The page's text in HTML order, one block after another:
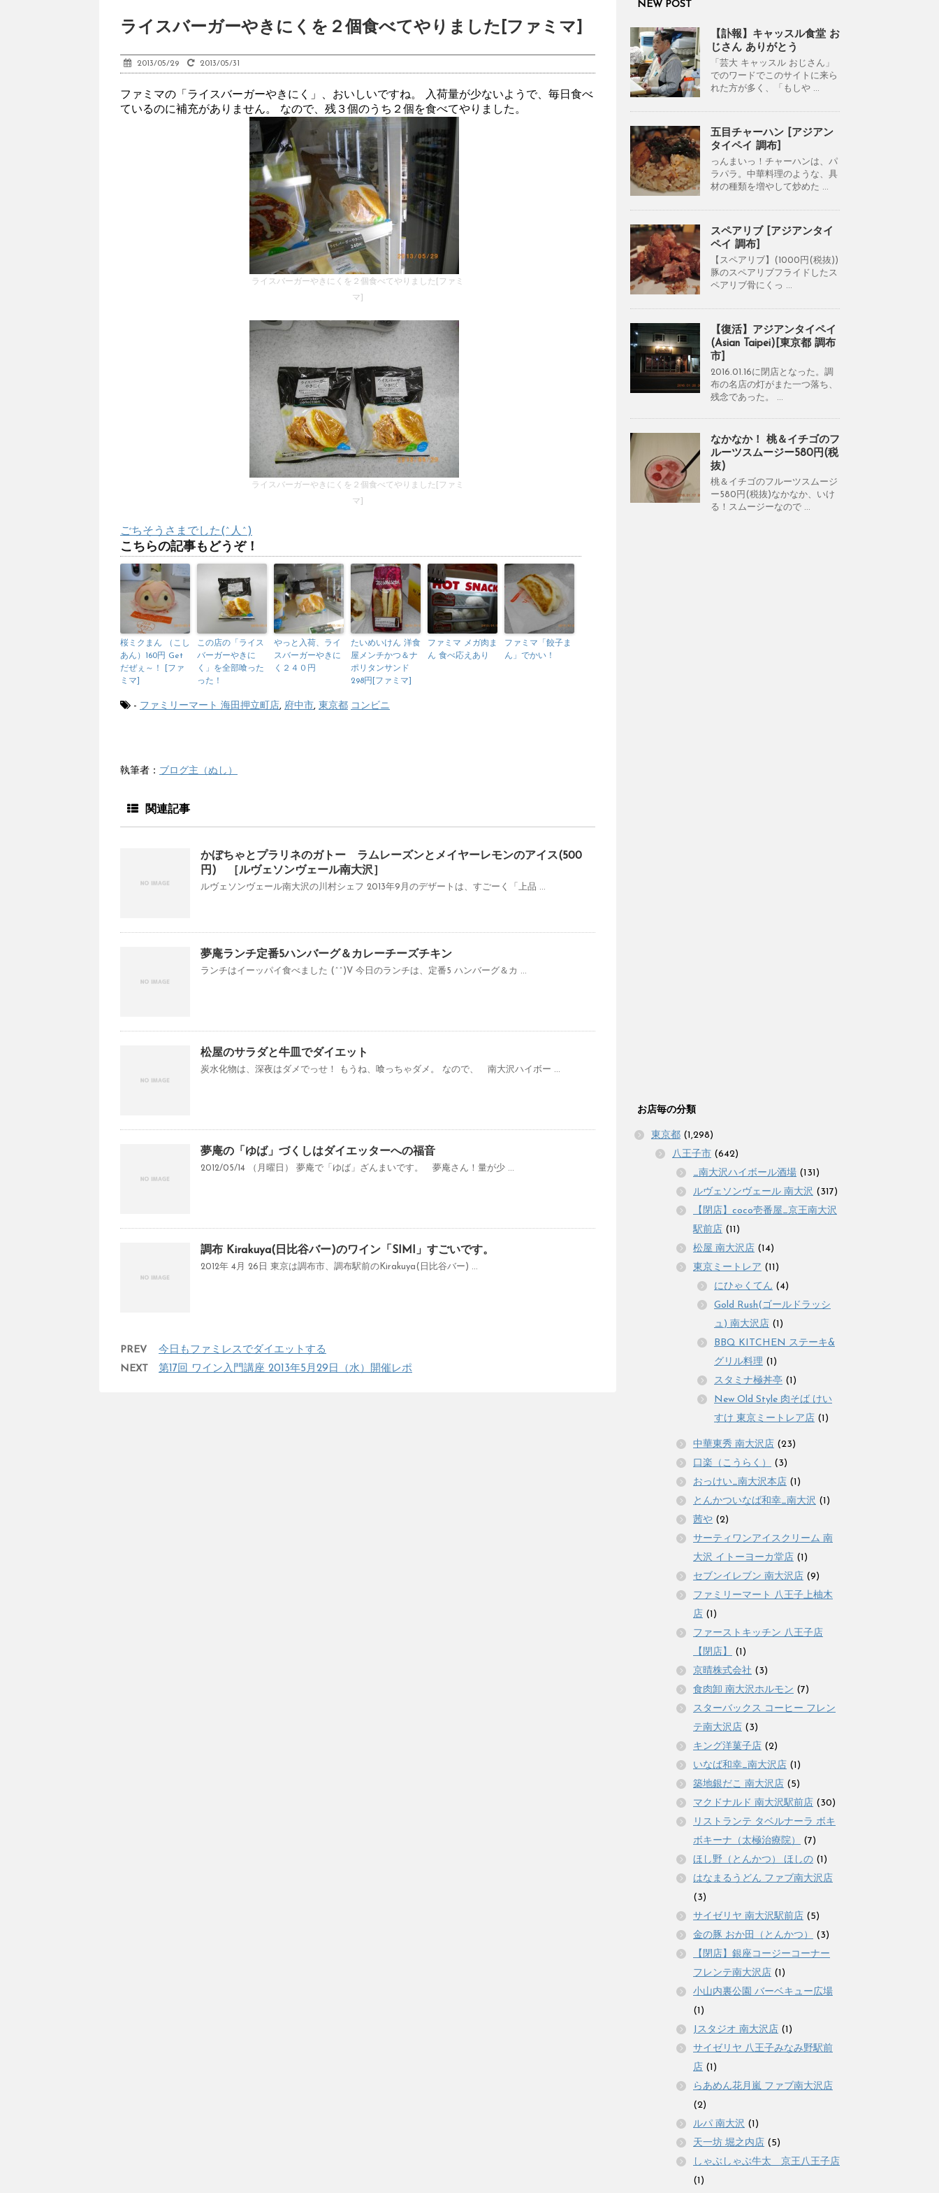
ライスバーガーやきにくを２個食べてやりました[ファミマ]
2013/05/29 2013/05/31
ファミマの「ライスバーガーやきにく」、おいしいですね。 入荷量が少ないようで、毎日食べ
ているのに補充がありません。 なので、残３個のうち２個を食べてやりました。
ライスバーガーやきにくを２個食べてやりました[ファミ
マ]
ライスバーガーやきにくを２個食べてやりました[ファミ
マ]
ごちそうさまでした(^人^)
こちらの記事もどうぞ！
桜ミクまん （こし
あん）160円 Get
だぜぇ～！ [ファ
ミマ]
この店の「ライス
バーガーやきに
く」を全部喰った
った！
やっと入荷、ライ
スバーガーやきに
く２４０円
たいめいけん 洋食
屋メンチかつ＆ナ
ポリタンサンド
298円[ファミマ]
ファミマ メガ肉ま
ん 食べ応えあり
ファミマ「餃子ま
ん」でかい！
- ファミリーマート 海田押立町店, 府中市, 東京都 コンビニ
執筆者： ブログ主（ぬし）
関連記事
かぼちゃとプラリネのガトー ラムレーズンとメイヤーレモンのアイス(500
円) ［ルヴェソンヴェール南大沢］
ルヴェソンヴェール南大沢の川村シェフ 2013年9月のデザートは、すごーく「上品 ...
夢庵ランチ定番5ハンバーグ＆カレーチーズチキン
ランチはイーッパイ食べました (^^)V 今日のランチは、定番5 ハンバーグ＆カ ...
松屋のサラダと牛皿でダイエット
炭水化物は、深夜はダメでっせ！ もうね、喰っちゃダメ。 なので、 南大沢ハイボー ...
夢庵の「ゆば」づくしはダイエッターへの福音
2012/05/14 （月曜日） 夢庵で「ゆば」ざんまいです。 夢庵さん！量が少 ...
調布 Kirakuya(日比谷バー)のワイン「SIMI」すごいです。
2012年 4月 26日 東京は調布市、調布駅前のKirakuya(日比谷バー) ...
PREV
今日もファミレスでダイエットする
NEXT
第17回 ワイン入門講座 2013年5月29日（水）開催レポ
NEW POST
【訃報】キャッスル食堂 お
じさん ありがとう
「芸大 キャッスル おじさん」
でのワードでこのサイトに来ら
れた方が多く、「もしや ...
五目チャーハン [アジアン
タイペイ 調布]
っんまいっ！チャーハンは、パ
ラパラ。中華料理のような、具
材の種類を増やして炒めた ...
スペアリブ [アジアンタイ
ペイ 調布]
【スペアリブ】(1000円(税抜))
豚のスペアリブフライドしたス
ペアリブ骨にくっ ...
【復活】アジアンタイペイ
(Asian Taipei)[東京都 調布
市]
2016.01.16に閉店となった。調
布の名店の灯がまた一つ落ち、
残念であった。 ...
なかなか！ 桃＆イチゴのフ
ルーツスムージー580円(税
抜)
桃＆イチゴのフルーツスムージ
ー580円(税抜)なかなか、いけ
る！スムージーなので ...
お店毎の分類
東京都 (1,298)
八王子市 (642)
_南大沢ハイボール酒場 (131)
ルヴェソンヴェール 南大沢 (317)
【閉店】coco壱番屋_京王南大沢
駅前店 (11)
松屋 南大沢店 (14)
東京ミートレア (11)
にひゃくてん (4)
Gold Rush(ゴールドラッシ
ュ) 南大沢店 (1)
BBQ KITCHEN ステーキ&
グリル料理 (1)
スタミナ極丼亭 (1)
New Old Style 肉そば けい
すけ 東京ミートレア店 (1)
中華東秀 南大沢店 (23)
口楽（こうらく）
(3)
おっけい_南大沢本店 (1)
とんかついなば和幸_南大沢 (1)
茜や (2)
サーティワンアイスクリーム 南
大沢 イトーヨーカ堂店 (1)
セブンイレブン 南大沢店 (9)
ファミリーマート 八王子上柚木
店 (1)
ファーストキッチン 八王子店
【閉店】
(1)
京晴株式会社 (3)
食肉卸 南大沢ホルモン (7)
スターバックス コーヒー フレン
テ南大沢店 (3)
キング洋菓子店 (2)
いなば和幸_南大沢店 (1)
築地銀だこ 南大沢店 (5)
マクドナルド 南大沢駅前店 (30)
リストランテ タベルナーラ ボキ
ボキーナ（太極治療院）
(7)
ほし野（とんかつ） ほしの (1)
はなまるうどん ファブ南大沢店
(3)
サイゼリヤ 南大沢駅前店 (5)
金の豚 おか田（とんかつ）
(3)
【閉店】銀座コージーコーナー
フレンテ南大沢店 (1)
小山内裏公園 バーベキュー広場
(1)
Jスタジオ 南大沢店 (1)
サイゼリヤ 八王子みなみ野駅前
店 (1)
らあめん花月嵐 ファブ南大沢店
(2)
ルパ 南大沢 (1)
天一坊 堀之内店 (5)
しゃぶしゃぶ牛太 京王八王子店
(1)